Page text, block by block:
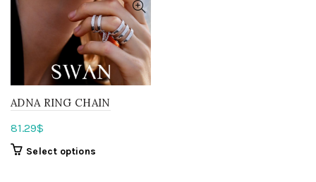
ADNA RING CHAIN
81.29$
Select options